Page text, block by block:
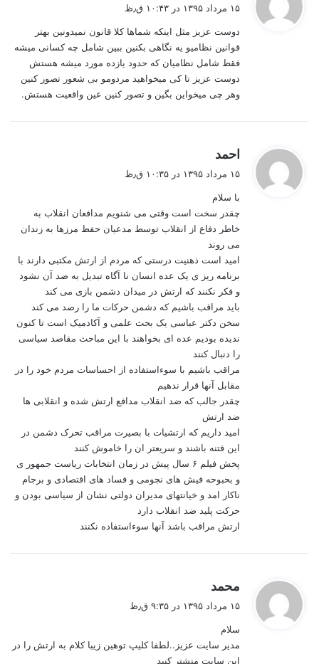
:
۱۵ مرداد ۱۳۹۵ در ۱۰:۴۳ ق٫ظ
دوست عزیز مثل اینکه شماها کلا قانون نمیدونین بهتر
قوانین نظامیو یه نگاهی بکنین ببین شامل چه کسانی میشه
فقط شامل نظامیان که حدود یازده مورد میشه هستش
دوست عزیز تا کی میخواهید مردومو بی شعور تصور کنین
وهر چی میخواین بگین و تصور کنین عین واقعیت هستش.
احمد
:
۱۵ مرداد ۱۳۹۵ در ۱۰:۳۵ ق٫ظ
با سلام
چقدر سخت است وقتی می شنویم مدافعان انقلاب به
خاطر دفاع از انقلاب توسط مدعیان حفظ مرزها به زندان
می روند
امید است ذهنیت درستی که مردم از ارتش مکتبی دارند با
برنامه ریز ی یک عده انسان نا آگاه تبدیل به ضد آن نشود
و فکر نکنند که ارتش در میدان دشمن بازی می کند
باید مراقب باشیم که دشمن حرکات ما را رصد می کند
سخن دکتر عباسی یک بحث علمی و آکادمیک است تا کنون
ندیده بودیم عده ای بخواهند با این مباحث مقاصد سیاسی
را دنبال کنند
مراقب باشیم با سوءاستفاده از احساسات مردم خود را در
مقابل آنها قرار ندهیم
چقدر جالب که ضد انقلاب مدافع ارتش شده و انقلابی ها
ضد ارتش
امید داریم که ارتشیات با بصیرت مراقب تحرک دشمن در
این فتنه باشند و سریعتر ان را خاموش کنند
پخش فیلم ۶ سال پیش در زمان انتخابات ریاست جمهور ی
و بحبوحه فیش های نجومی و فساد های اقتصادی و برجام
ناکار امد و خیانتهای مدیران دولتی نشان از سیاسی بودن و
حرکت پلید ضد انقلاب دارد
ارتش مراقب باشد آنها سوءاستفاده نکنند
محمد
۱۵ مرداد ۱۳۹۵ در ۹:۳۵ ق٫ظ
سلام
مدیر سایت عزیز..لطفا کلیپ توهین زیبا کلام به ارتش را در
این سایت منشتر کنید